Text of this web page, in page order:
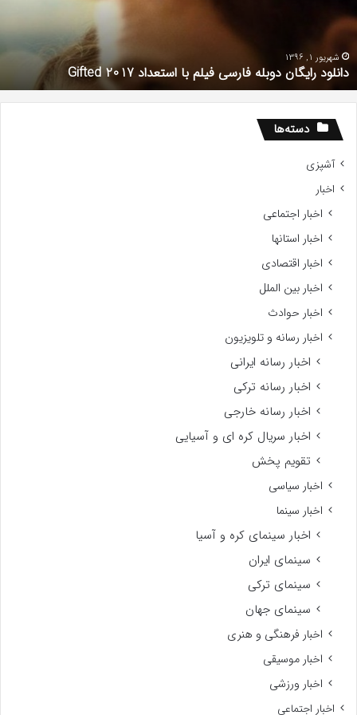
شیرین
آذر 30, 1398
همه چیز در مورد سریال دروغ شیرین من
دسته‌ها
آشپزی
اخبار
اخبار اجتماعی
اخبار استانها
اخبار اقتصادی
اخبار بین الملل
اخبار حوادث
اخبار رسانه و تلویزیون
اخبار رسانه ایرانی
اخبار رسانه ترکی
اخبار رسانه خارجی
اخبار سریال کره ای و آسیایی
تقویم پخش
اخبار سیاسی
اخبار سینما
اخبار سینمای کره و آسیا
سینمای ایران
سینمای ترکی
سینمای جهان
اخبار فرهنگی و هنری
اخبار موسیقی
اخبار ورزشی
اخبار اجتماعی